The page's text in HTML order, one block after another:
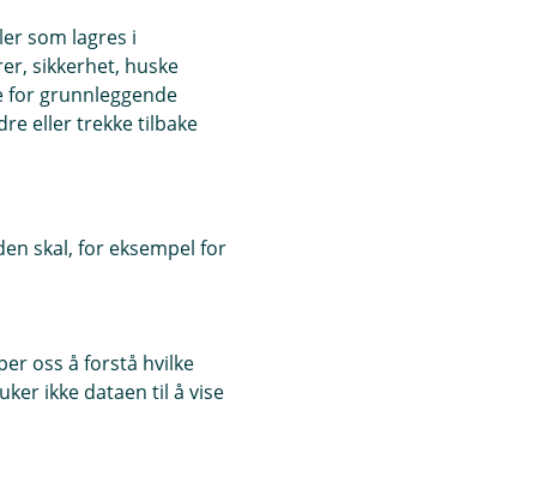
som lagres i
sikkerhet, huske
for grunnleggende
eller trekke tilbake
skal, for eksempel for
oss å forstå hvilke
ikke dataen til å vise